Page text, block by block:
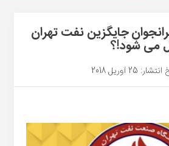
جایگزین نفت تهران
می شود!؟
25 آوریل 2018